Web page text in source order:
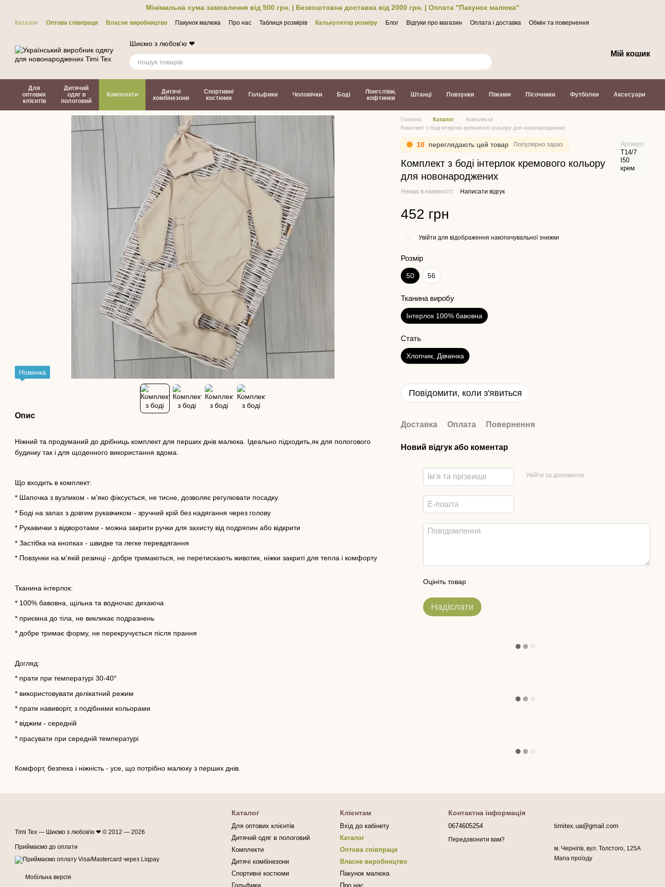
Мінімальна сума замовлення від 500 грн. | Безкоштовна доставка від 2000 грн. | Оплата "Пакунок малюка"
Каталог Оптова співпраця Власне виробництво Пакунок малюка Про нас Таблиця розмірів Калькулятор розміру Блог Відгуки про магазин Оплата і доставка
Обмін та повернення
Шиємо з любов'ю ❤
Мій кошик
Для
оптових
клієнтів
Дитячий
одяг в
пологовий
Комплекти
Дитячі
комбінезони
Спортивні
костюми
Гольфики Чоловічки Боді
Лонгсліви,
кофтинки
Штанці Повзунки Піжами Пісочники Футболки Аксесуари
Новинка
Опис
Ніжний та продуманий до дрібниць комплект для перших днів малюка. Ідеально підходить,як для пологового
будинку так і для щоденного використання вдома.
Що входить в комплект:
* Шапочка з вузликом - м'яко фіксується, не тисне, дозволяє регулювати посадку.
* Боді на запах з довгим рукавчиком - зручний крій без надягання через голову
* Рукавички з відворотами - можна закрити ручки для захисту від подряпин або відкрити
* Застібка на кнопках - швидке та легке перевдягання
* Повзунки на м'якій резинці - добре тримаються, не перетискають животик, ніжки закриті для тепла і комфорту
Тканина інтерлок:
* 100% бавовна, щільна та водночас дихаюча
* приємна до тіла, не викликає подразнень
* добре тримає форму, не перекручується після прання
Догляд:
* прати при температурі 30-40°
* використовувати делікатний режим
* прати навиворіт, з подібними кольорами
* віджим - середній
* прасувати при середній температурі
Комфорт, безпека і ніжність - усе, що потрібно малюку з перших днів.
Головна Каталог
Комплекти
Комплект з боді інтерлок кремового кольору для новонароджених
10 переглядають цей товар Популярно зараз
Комплект з боді інтерлок кремового кольору
для новонароджених
Артикул
Т14/7
І50
крем
Немає в наявності Написати відгук
452 грн
Увійти для відображення накопичувальної знижки
Розмір
50 56
Тканина виробу
Інтерлок 100% бавовна
Стать
Хлопчик, Дівчинка
Повідомити, коли з'явиться
Доставка Оплата Повернення
Новий відгук або коментар
Увійти за допомогою
Оцініть товар
Надіслати
Timi Tex — Шиємо з любов'ю ❤ © 2012 — 2026
Приймаємо до оплати
Мобільна версія
Каталог
Для оптових клієнтів
Дитячий одяг в пологовий
Комплекти
Дитячі комбінезони
Спортивні костюми
Гольфики
Клієнтам
Вхід до кабінету
Каталог
Оптова співпраця
Власне виробництво
Пакунок малюка
Про нас
Контактна інформація
0674605254
Передзвонити вам?
timitex.ua@gmail.com
м. Чернігів, вул. Толстого, 125А
Мапа проїзду